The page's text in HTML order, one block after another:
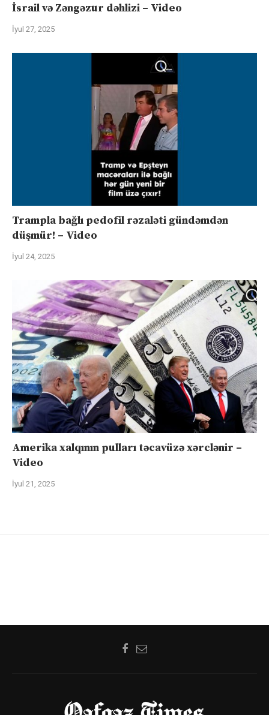
İsrail və Zəngəzur dəhlizi – Video
İyul 27, 2025
Trampla bağlı pedofil rəzaləti gündəmdən
düşmür! – Video
İyul 24, 2025
Amerika xalqının pulları təcavüzə xərclənir –
Video
İyul 21, 2025